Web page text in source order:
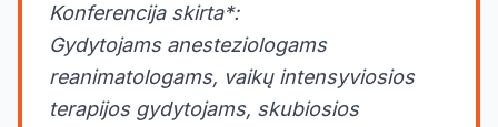
Konferencija skirta*:
Gydytojams anesteziologams
reanimatologams, vaikų intensyviosios
terapijos gydytojams, skubiosios